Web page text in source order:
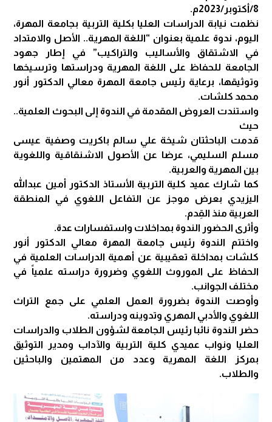
8/أكتوبر/2023م.
نظمت نيابة الدراسات العليا بكلية التربية بجامعة المهرة،
اليوم، ندوة علمية بعنوان “اللغة المهرية.. الأصل والامتداد
في الاشتقاق والأساليب والتراكيب” في إطار جهود
الجامعة للحفاظ على اللغة المهرية ودراستها وترسيخها
وتوثيقها، برعاية رئيس جامعة المهرة معالي الدكتور أنور
محمد كلشات.
واستندت العروض المقدمة في الندوة إلى البحوث العلمية..
حيث
قدمت الباحثتان شيخة علي سالم باكريت وصفية عيسى
مسلم السليمي، عرضا عن الأصول الاشنقاقية واللغوية
بين المهرية والعربية.
كما شارك عميد كلية التربية الأستاذ الدكتور أمين عبدالله
اليزيدي بعرض موجز عن التفاعل اللغوي في المنطقة
العربية منذ القِدم.
وأثرى الحضور الندوة بمداخلات واستفسارات عدة.
واختتم الندوة رئيس جامعة المهرة معالي الدكتور أنور
كلشات بمداخلة تعقيبية عن أهمية الدراسات العلمية في
الحفاظ على الموروث اللغوي وضرورة دراسته علمياً في
مختلف الجوانب.
وأوصت الندوة بضرورة العمل العلمي على جمع التراث
اللغوي والأدبي المهري وتدوينه ودراسته.
حضر الندوة نائبا رئيس الجامعة لشؤون الطلاب والدراسات
العليا ونواب عميدي كلية التربية والآداب ومدير التوثيق
بمركز اللغة المهرية وعدد من المهتمين والباحثين
والطلاب.